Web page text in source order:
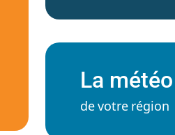
La météo
de votre région